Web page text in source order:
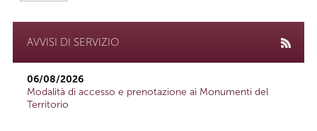
AVVISI DI SERVIZIO
06/08/2026
Modalità di accesso e prenotazione ai Monumenti del
Territorio